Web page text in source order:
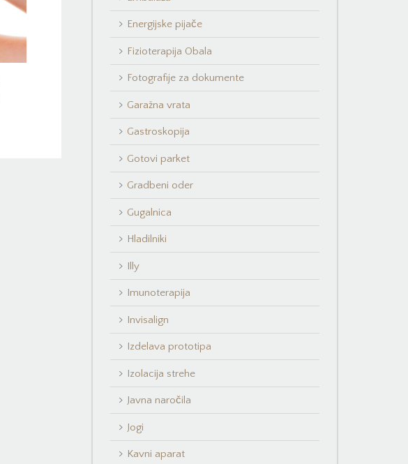
Energijske pijače
Fizioterapija Obala
Fotografije za dokumente
Garažna vrata
Gastroskopija
Gotovi parket
Gradbeni oder
Gugalnica
Hladilniki
Illy
Imunoterapija
Invisalign
Izdelava prototipa
Izolacija strehe
Javna naročila
Jogi
Kavni aparat